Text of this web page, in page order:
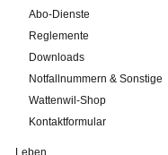
Abo-Dienste
Reglemente
Downloads
Notfallnummern & Sonstige
Wattenwil-Shop
Kontaktformular
Leben